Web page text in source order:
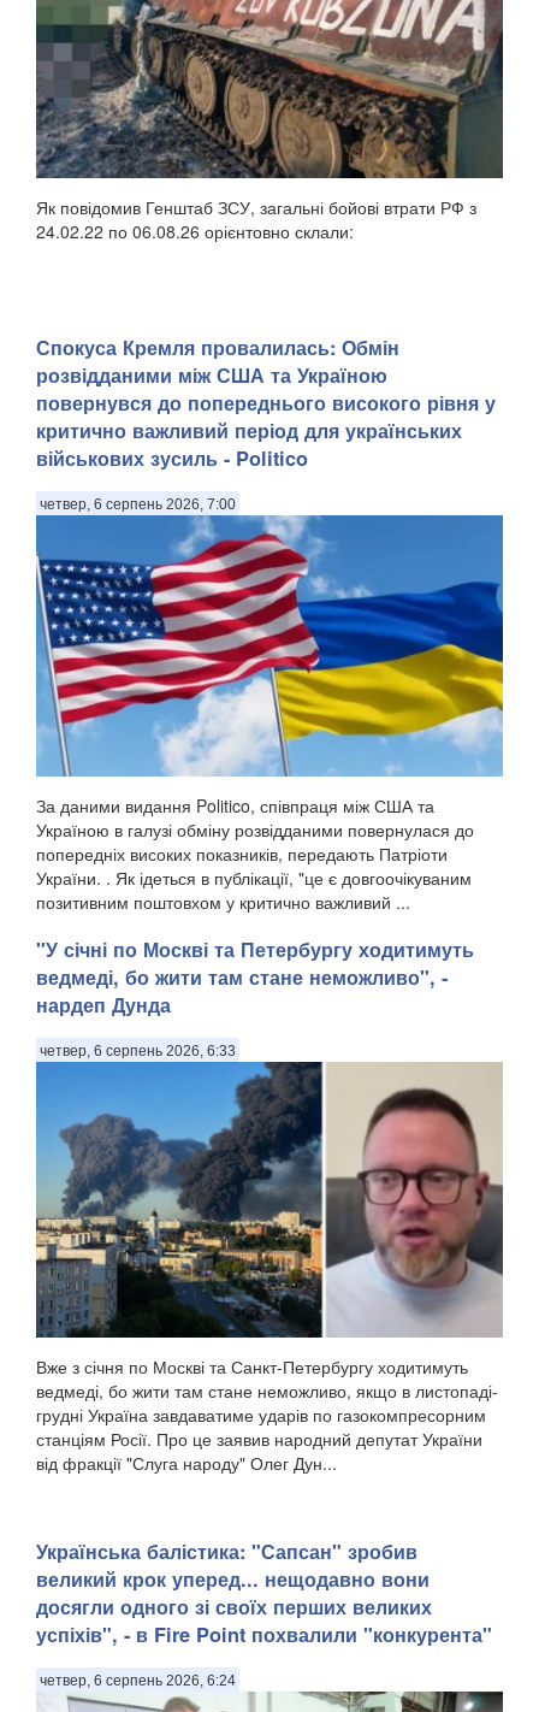
Як повідомив Генштаб ЗСУ, загальні бойові втрати РФ з
24.02.22 по 06.08.26 орієнтовно склали:
Спокуса Кремля провалилась: Обмін
розвідданими між США та Україною
повернувся до попереднього високого рівня у
критично важливий період для українських
військових зусиль - Politico
четвер, 6 серпень 2026, 7:00
За даними видання Politico, співпраця між США та
Україною в галузі обміну розвідданими повернулася до
попередніх високих показників, передають Патріоти
України. . Як ідеться в публікації, "це є довгоочікуваним
позитивним поштовхом у критично важливий ...
"У січні по Москві та Петербургу ходитимуть
ведмеді, бо жити там стане неможливо", -
нардеп Дунда
четвер, 6 серпень 2026, 6:33
Вже з січня по Москві та Санкт-Петербургу ходитимуть
ведмеді, бо жити там стане неможливо, якщо в листопаді-
грудні Україна завдаватиме ударів по газокомпресорним
станціям Росії. Про це заявив народний депутат України
від фракції "Слуга народу" Олег Дун...
​Українська балістика: "Сапсан" зробив
великий крок уперед... нещодавно вони
досягли одного зі своїх перших великих
успіхів", - в Fire Point похвалили "конкурента"
четвер, 6 серпень 2026, 6:24